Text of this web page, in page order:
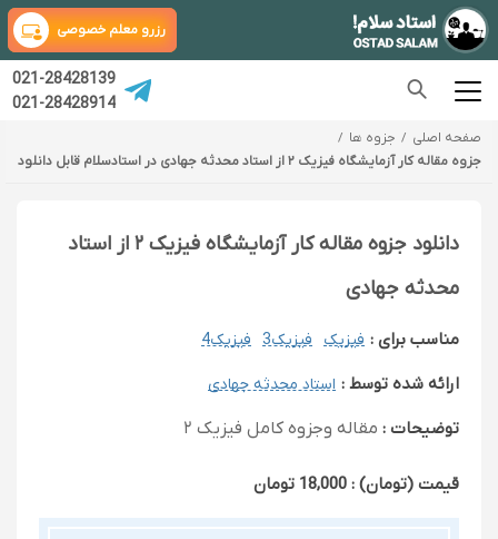
رزرو معلم خصوصی
021-28428139
021-28428914
صفحه اصلی
جزوه ها
جزوه مقاله کار آزمایشگاه فیزیک ۲ از استاد محدثه جهادی در استادسلام قابل دانلود
دانلود جزوه مقاله کار آزمایشگاه فیزیک ۲ از استاد
محدثه جهادی
مناسب برای : فیزیک فیزیک3 فیزیک4
ارائه شده توسط : استاد محدثه جهادی
توضیحات : مقاله وجزوه کامل فیزیک ۲
قیمت (تومان) : 18,000 تومان